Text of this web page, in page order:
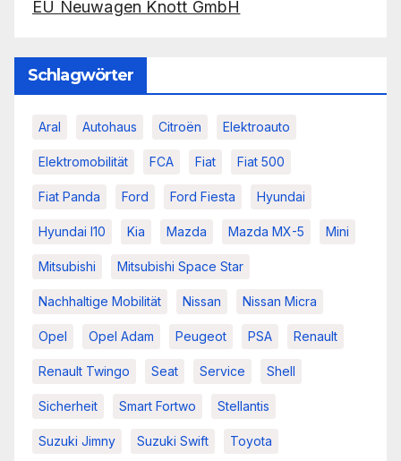
EU Neuwagen Knott GmbH
Schlagwörter
Aral Autohaus Citroën Elektroauto
Elektromobilität FCA Fiat Fiat 500
Fiat Panda Ford Ford Fiesta Hyundai
Hyundai I10 Kia Mazda Mazda MX-5 Mini
Mitsubishi Mitsubishi Space Star
Nachhaltige Mobilität Nissan Nissan Micra
Opel Opel Adam Peugeot PSA Renault
Renault Twingo Seat Service Shell
Sicherheit Smart Fortwo Stellantis
Suzuki Jimny Suzuki Swift Toyota